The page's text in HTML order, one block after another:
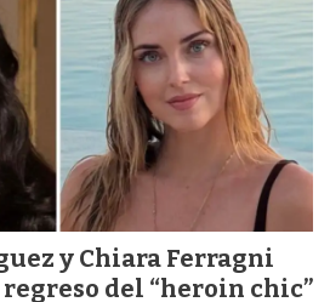
y Chiara Ferragni
del “heroin chic”